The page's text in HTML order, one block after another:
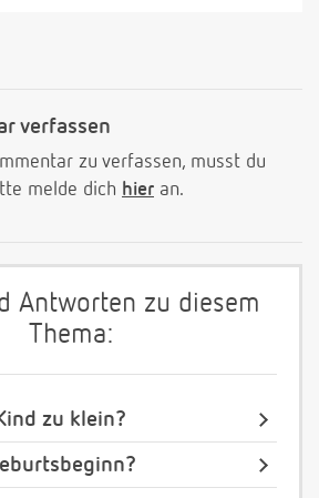
verfassen
zu verfassen, musst du
melde dich hier an.
Antworten zu diesem
Thema:
zu klein?